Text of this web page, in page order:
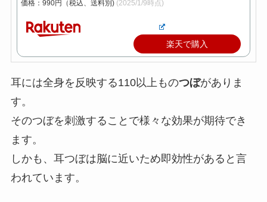
価格：990円（税込、送料別) (2025/1/9時点)
楽天で購入
耳には全身を反映する110以上ものつぼがありま
す。
そのつぼを刺激することで様々な効果が期待でき
ます。
しかも、耳つぼは脳に近いため即効性があると言
われています。